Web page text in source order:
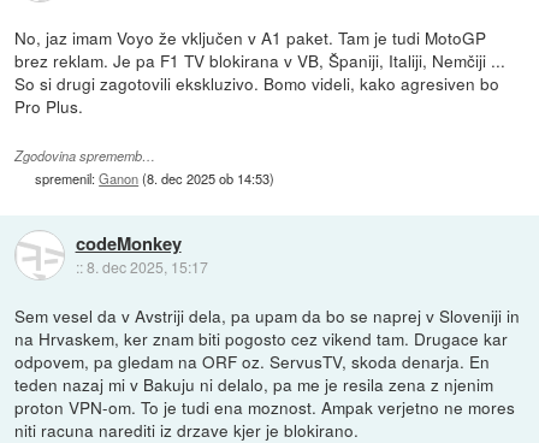
No, jaz imam Voyo že vključen v A1 paket. Tam je tudi MotoGP
brez reklam. Je pa F1 TV blokirana v VB, Španiji, Italiji, Nemčiji ...
So si drugi zagotovili ekskluzivo. Bomo videli, kako agresiven bo
Pro Plus.
Zgodovina sprememb…
spremenil:Ganon(8. dec 2025 ob 14:53)
codeMonkey
::8. dec 2025, 15:17
Sem vesel da v Avstriji dela, pa upam da bo se naprej v Sloveniji in
na Hrvaskem, ker znam biti pogosto cez vikend tam. Drugace kar
odpovem, pa gledam na ORF oz. ServusTV, skoda denarja. En
teden nazaj mi v Bakuju ni delalo, pa me je resila zena z njenim
proton VPN-om. To je tudi ena moznost. Ampak verjetno ne mores
niti racuna narediti iz drzave kjer je blokirano.